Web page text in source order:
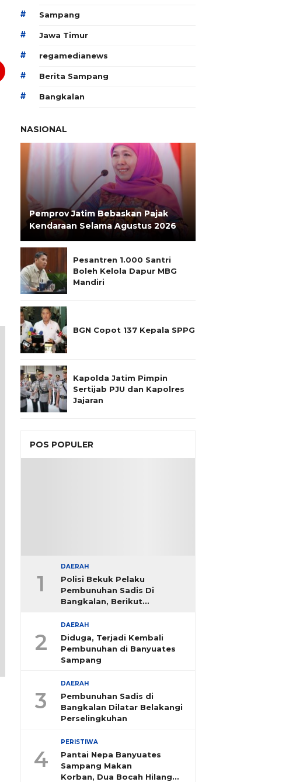
# Sampang
# Jawa Timur
# regamedianews
# Berita Sampang
# Bangkalan
NASIONAL
Pemprov Jatim Bebaskan Pajak
Kendaraan Selama Agustus 2026
Pesantren 1.000 Santri
Boleh Kelola Dapur MBG
Mandiri
BGN Copot 137 Kepala SPPG
Kapolda Jatim Pimpin
Sertijab PJU dan Kapolres
Jajaran
POS POPULER
1
DAERAH
Polisi Bekuk Pelaku
Pembunuhan Sadis Di
Bangkalan, Berikut
2
DAERAH
Diduga, Terjadi Kembali
Pembunuhan di Banyuates
Sampang
3
DAERAH
Pembunuhan Sadis di
Bangkalan Dilatar Belakangi
Perselingkuhan
4
PERISTIWA
Pantai Nepa Banyuates
Sampang Makan
Korban, Dua Bocah Hilang